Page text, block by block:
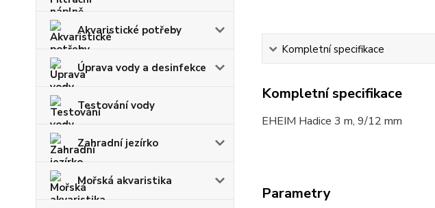
Akvaristické potřeby
Úprava vody a desinfekce
Testování vody
Zahradní jezírko
Mořská akvaristika
Kompletní specifikace
Kompletní specifikace
EHEIM Hadice 3 m, 9/12 mm
Parametry